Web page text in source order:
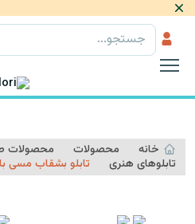
رد کردن
خانه محصولات
محصولات
تابلوهای هنری
تابلو بشقاب مسی